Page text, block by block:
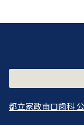
都立家政南口歯科